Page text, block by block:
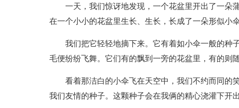
一天，我们惊讶地发现，一个花盆里开出了一朵
在一个小小的花盆里生长、生长，长成了一朵形似小伞
我们把它轻轻地摘下来。它有着如小伞一般的种
毛便纷纷飞舞。它们有的飘到一旁的花盆里，有的则
看着那洁白的小伞飞在天空中，我们不约而同的
我们友情的种子。这颗种子会在我俩的精心浇灌下开出